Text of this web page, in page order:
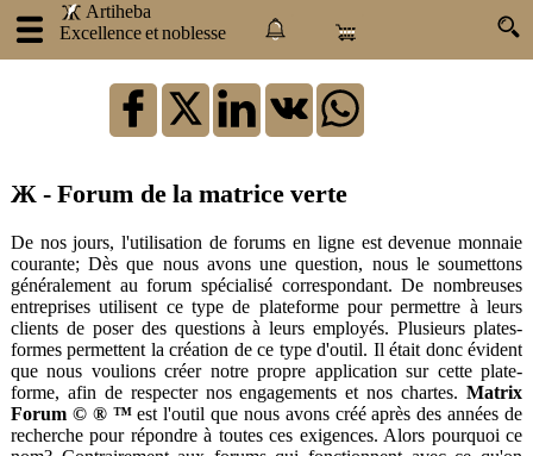
Artiheba
Excellence et noblesse
×
Artiheba
À
propos
de
nous
Nos
produits
Nos
prestations
Atraxlinks
Ж - Forum de la matrice verte
De nos jours, l'utilisation de forums en ligne est devenue monnaie
courante; Dès que nous avons une question, nous le soumettons
généralement au forum spécialisé correspondant. De nombreuses
entreprises utilisent ce type de plateforme pour permettre à leurs
clients de poser des questions à leurs employés. Plusieurs plates-
formes permettent la création de ce type d'outil. Il était donc évident
que nous voulions créer notre propre application sur cette plate-
forme, afin de respecter nos engagements et nos chartes. Matrix
Forum © ® ™est l'outil que nous avons créé après des années de
recherche pour répondre à toutes ces exigences. Alors pourquoi ce